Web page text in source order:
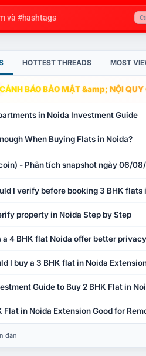
HOTTEST THREADS MOST
CẢNH BÁO BẢO MẬT &amp; NỘI
in Noida Investment Guide
When Buying Flats in Noida?
- Phân tích snapshot ngày 06/
I verify before booking 3 BHK flats
property in Noida Step by Step
a 4 BHK flat Noida offer better
I buy a 3 BHK flat in Noida
Guide to Buy 2 BHK Flat in
Flat in Noida Extension Good for
đàn